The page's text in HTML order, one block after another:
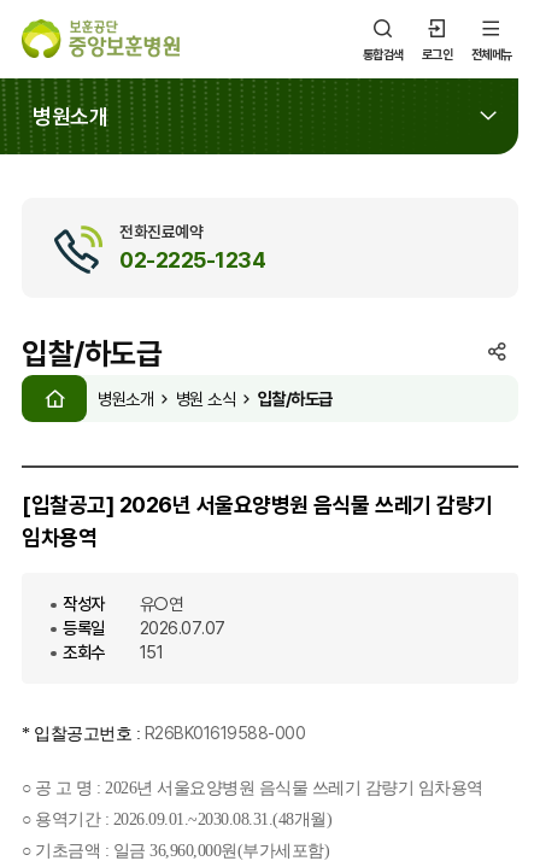
통합검색 로그인 전체메뉴
병원소개
전화진료예약
02-2225-1234
입찰/하도급
병원소개 병원 소식 입찰/하도급
SNS
열
[입찰공고] 2026년 서울요양병원 음식물 쓰레기 감량기
임차용역
작성자
유○연
등록일
2026.07.07
조회수
151
* 입찰공고번호 : R26BK01619588-000
○ 공 고 명 : 2026년 서울요양병원 음식물 쓰레기 감량기 임차용역
○ 용역기간 : 2026.09.01.~2030.08.31.(48개월)
○ 기초금액 : 일금 36,960,000원(부가세포함)